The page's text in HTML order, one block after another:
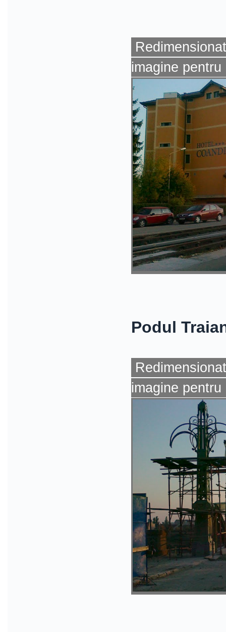
imagine pentru
Podul
imagine pentru